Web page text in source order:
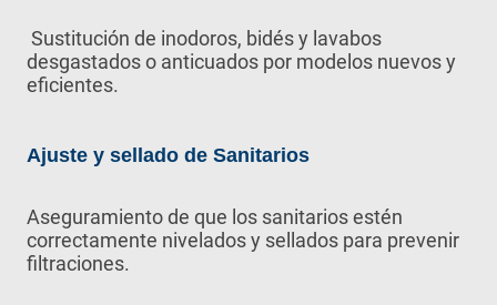
Sustitución de inodoros, bidés y lavabos
desgastados o anticuados por modelos nuevos y
eficientes.
Ajuste y sellado de Sanitarios
Aseguramiento de que los sanitarios estén
correctamente nivelados y sellados para prevenir
filtraciones.